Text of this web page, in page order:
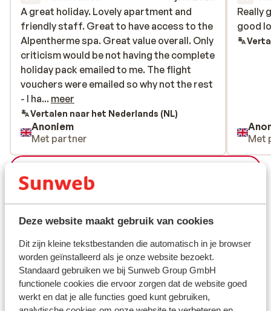
Deze website maakt gebruik van cookies
Dit zijn kleine tekstbestanden die automatisch in je browser
worden geïnstalleerd als je onze website bezoekt.
Standaard gebruiken we bij Sunweb Group GmbH
functionele cookies die ervoor zorgen dat de website goed
werkt en dat je alle functies goed kunt gebruiken,
A great holiday. Lovely apartment and
friendly staff. Great to have access to the
Alpentherme spa. Great value overall. Only
criticism would be not having the complete
holiday pack emailed to me. The flight
vouchers were emailed so why not the rest
- I hadn’t realised I needed get this from a
portal on the website or app
A great holiday. Lovely apartment and
friendly staff. Great to have access to the
Alpentherme spa. Great value overall. Only
criticism would be not having the complete
holiday pack emailed to me. The flight
vouchers were emailed so why not the rest
- I ha... meer
Vertalen naar het Nederlands (NL)
Anoniem
Met partner
Really
good
Really
good
Met
Ligging
Bekijk op kaart